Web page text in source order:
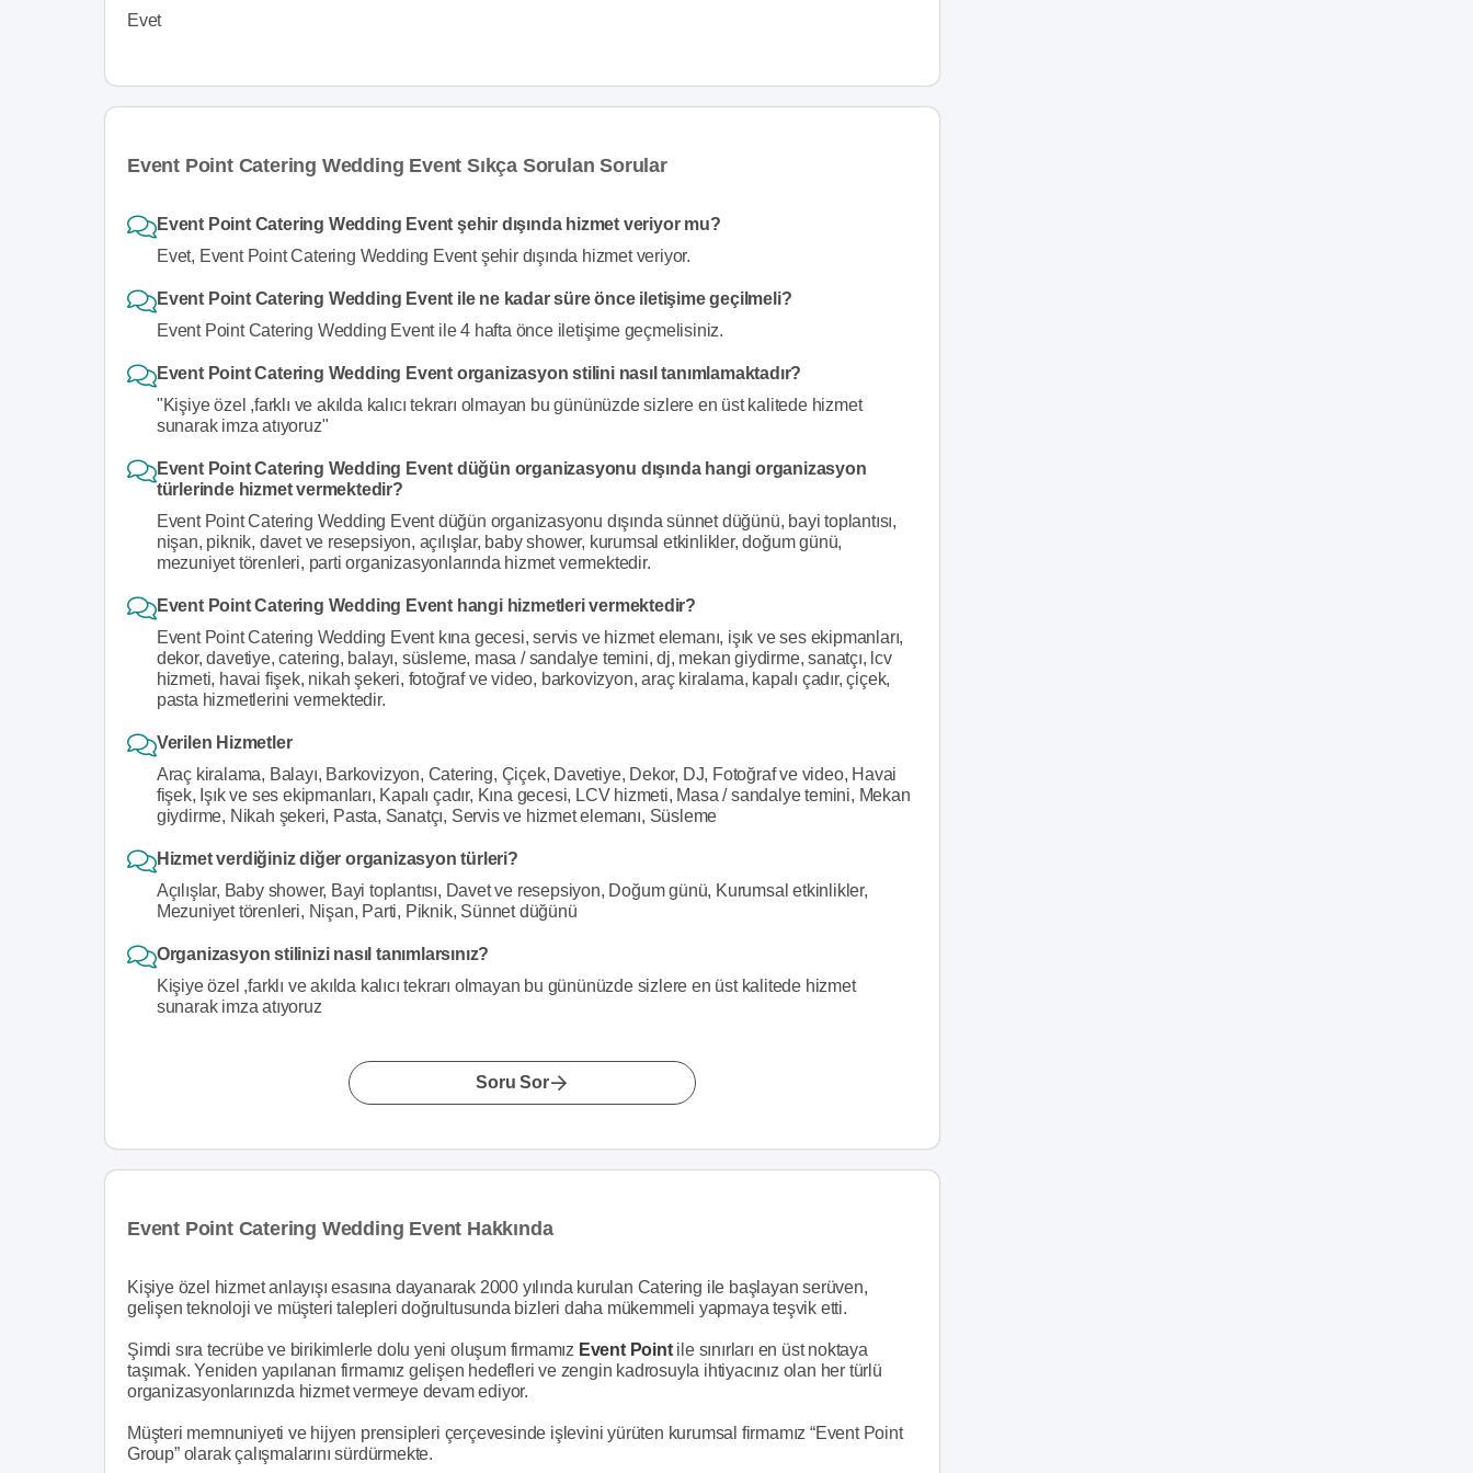
Evet
Event Point Catering Wedding Event Sıkça Sorulan Sorular
Event Point Catering Wedding Event şehir dışında hizmet veriyor mu?
Evet, Event Point Catering Wedding Event şehir dışında hizmet veriyor.
Event Point Catering Wedding Event ile ne kadar süre önce iletişime geçilmeli?
Event Point Catering Wedding Event ile 4 hafta önce iletişime geçmelisiniz.
Event Point Catering Wedding Event organizasyon stilini nasıl tanımlamaktadır?
"Kişiye özel ,farklı ve akılda kalıcı tekrarı olmayan bu gününüzde sizlere en üst kalitede hizmet
sunarak imza atıyoruz"
Event Point Catering Wedding Event düğün organizasyonu dışında hangi organizasyon
türlerinde hizmet vermektedir?
Event Point Catering Wedding Event düğün organizasyonu dışında sünnet düğünü, bayi toplantısı,
nişan, piknik, davet ve resepsiyon, açılışlar, baby shower, kurumsal etkinlikler, doğum günü,
mezuniyet törenleri, parti organizasyonlarında hizmet vermektedir.
Event Point Catering Wedding Event hangi hizmetleri vermektedir?
Event Point Catering Wedding Event kına gecesi, servis ve hizmet elemanı, işık ve ses ekipmanları,
dekor, davetiye, catering, balayı, süsleme, masa / sandalye temini, dj, mekan giydirme, sanatçı, lcv
hizmeti, havai fişek, nikah şekeri, fotoğraf ve video, barkovizyon, araç kiralama, kapalı çadır, çiçek,
pasta hizmetlerini vermektedir.
Verilen Hizmetler
Araç kiralama, Balayı, Barkovizyon, Catering, Çiçek, Davetiye, Dekor, DJ, Fotoğraf ve video, Havai
fişek, Işık ve ses ekipmanları, Kapalı çadır, Kına gecesi, LCV hizmeti, Masa / sandalye temini, Mekan
giydirme, Nikah şekeri, Pasta, Sanatçı, Servis ve hizmet elemanı, Süsleme
Hizmet verdiğiniz diğer organizasyon türleri?
Açılışlar, Baby shower, Bayi toplantısı, Davet ve resepsiyon, Doğum günü, Kurumsal etkinlikler,
Mezuniyet törenleri, Nişan, Parti, Piknik, Sünnet düğünü
Organizasyon stilinizi nasıl tanımlarsınız?
Kişiye özel ,farklı ve akılda kalıcı tekrarı olmayan bu gününüzde sizlere en üst kalitede hizmet
sunarak imza atıyoruz
Soru Sor
Event Point Catering Wedding Event Hakkında
Kişiye özel hizmet anlayışı esasına dayanarak 2000 yılında kurulan Catering ile başlayan serüven,
gelişen teknoloji ve müşteri talepleri doğrultusunda bizleri daha mükemmeli yapmaya teşvik etti.
Şimdi sıra tecrübe ve birikimlerle dolu yeni oluşum firmamız Event Pointile sınırları en üst noktaya
taşımak. Yeniden yapılanan firmamız gelişen hedefleri ve zengin kadrosuyla ihtiyacınız olan her türlü
organizasyonlarınızda hizmet vermeye devam ediyor.
Müşteri memnuniyeti ve hijyen prensipleri çerçevesinde işlevini yürüten kurumsal firmamız “Event Point
Group” olarak çalışmalarını sürdürmekte.